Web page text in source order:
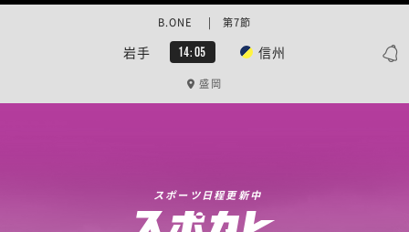
岩手 14:05 信州
B.ONE | 第7節
盛岡
スポーツ日程更新中